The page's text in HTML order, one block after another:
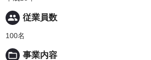
people 従業員数
100名
folder_open 事業内容